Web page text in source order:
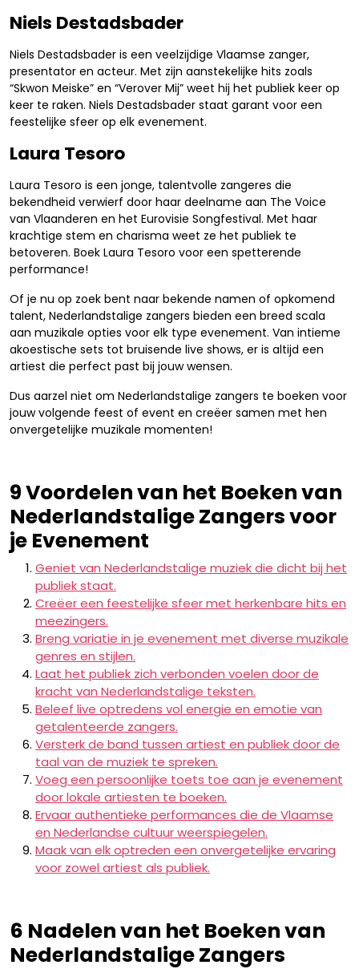
Niels Destadsbader
Niels Destadsbader is een veelzijdige Vlaamse zanger,
presentator en acteur. Met zijn aanstekelijke hits zoals
“Skwon Meiske” en “Verover Mij” weet hij het publiek keer op
keer te raken. Niels Destadsbader staat garant voor een
feestelijke sfeer op elk evenement.
Laura Tesoro
Laura Tesoro is een jonge, talentvolle zangeres die
bekendheid verwierf door haar deelname aan The Voice
van Vlaanderen en het Eurovisie Songfestival. Met haar
krachtige stem en charisma weet ze het publiek te
betoveren. Boek Laura Tesoro voor een spetterende
performance!
Of je nu op zoek bent naar bekende namen of opkomend
talent, Nederlandstalige zangers bieden een breed scala
aan muzikale opties voor elk type evenement. Van intieme
akoestische sets tot bruisende live shows, er is altijd een
artiest die perfect past bij jouw wensen.
Dus aarzel niet om Nederlandstalige zangers te boeken voor
jouw volgende feest of event en creëer samen met hen
onvergetelijke muzikale momenten!
9 Voordelen van het Boeken van
Nederlandstalige Zangers voor
je Evenement
Geniet van Nederlandstalige muziek die dicht bij het
publiek staat.
Creëer een feestelijke sfeer met herkenbare hits en
meezingers.
Breng variatie in je evenement met diverse muzikale
genres en stijlen.
Laat het publiek zich verbonden voelen door de
kracht van Nederlandstalige teksten.
Beleef live optredens vol energie en emotie van
getalenteerde zangers.
Versterk de band tussen artiest en publiek door de
taal van de muziek te spreken.
Voeg een persoonlijke toets toe aan je evenement
door lokale artiesten te boeken.
Ervaar authentieke performances die de Vlaamse
en Nederlandse cultuur weerspiegelen.
Maak van elk optreden een onvergetelijke ervaring
voor zowel artiest als publiek.
6 Nadelen van het Boeken van
Nederlandstalige Zangers